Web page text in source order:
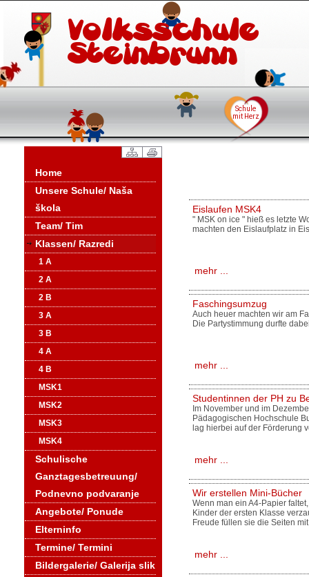
Home
Unsere Schule/ Naša
škola
Team/ Tim
Klassen/ Razredi
1 A
2 A
2 B
3 A
3 B
4 A
4 B
MSK1
MSK2
MSK3
MSK4
Schulische
Ganztagesbetreuung/
Podnevno podvaranje
Angebote/ Ponude
Elterninfo
Termine/ Termini
Bildergalerie/ Galerija slik
Eislaufen MSK4
" MSK on ice " hieß es letzte
machten den Eislaufplatz in
mehr ...
Faschingsumzug
Auch heuer machten wir am
Die Partystimmung durfte
mehr ...
Studentinnen der PH zu
Im November und im
Pädagogischen Hochschule
lag hierbei auf der Förderung
mehr ...
Wir erstellen Mini-Bücher
Wenn man ein A4-Papier
Kinder der ersten Klasse
Freude füllen sie die Seiten
mehr ...